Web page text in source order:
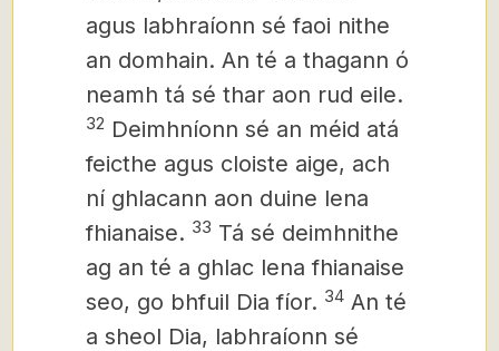
agus labhraíonn sé faoi nithe
an domhain. An té a thagann ó
neamh tá sé thar aon rud eile.
32 Deimhníonn sé an méid atá
feicthe agus cloiste aige, ach
ní ghlacann aon duine lena
fhianaise. 33 Tá sé deimhnithe
ag an té a ghlac lena fhianaise
seo, go bhfuil Dia fíor. 34 An té
a sheol Dia, labhraíonn sé